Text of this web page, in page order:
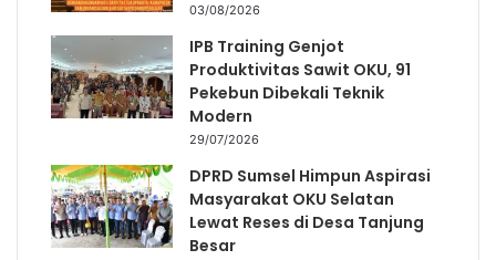
03/08/2026
IPB Training Genjot
Produktivitas Sawit OKU, 91
Pekebun Dibekali Teknik
Modern
29/07/2026
DPRD Sumsel Himpun Aspirasi
Masyarakat OKU Selatan
Lewat Reses di Desa Tanjung
Besar